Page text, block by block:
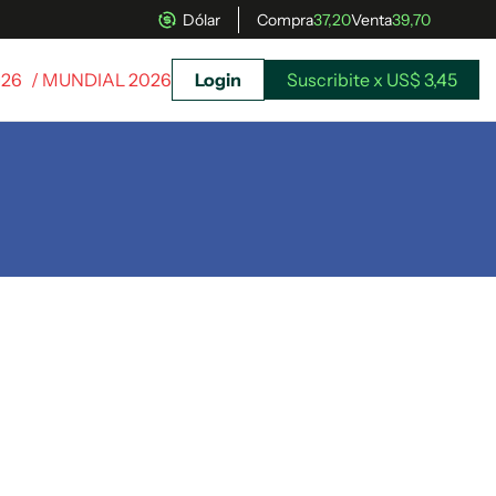
Dólar Compra37,20Venta39,70
/ MUNDIAL 2026 Login Suscribite x US$ 3,45